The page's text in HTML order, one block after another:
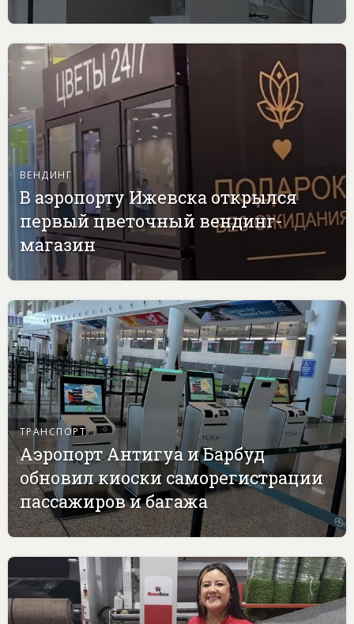
ВЕНДИНГ
В аэропорту Ижевска открылся
первый цветочный вендинг-
магазин
ТРАНСПОРТ
Аэропорт Антигуа и Барбуд
обновил киоски саморегистрации
пассажиров и багажа